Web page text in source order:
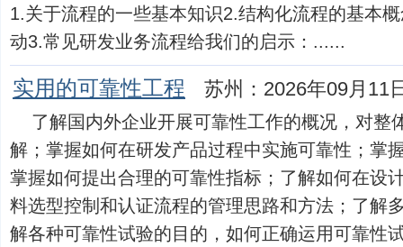
1.关于流程的一些基本知识2.结构化流程的基本
动3.常见研发业务流程给我们的启示：......
实用的可靠性工程 苏州：2026年09月11
了解国内外企业开展可靠性工作的概况，对整
解；掌握如何在研发产品过程中实施可靠性；掌
掌握如何提出合理的可靠性指标；了解如何在设
料选型控制和认证流程的管理思路和方法；了解
解各种可靠性试验的目的，如何正确运用可靠性